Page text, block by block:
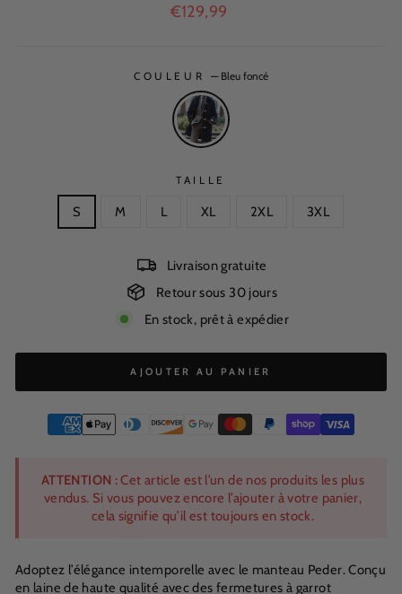
Prix
€129,99
COULEUR — Bleu foncé
TAILLE
S M L XL 2XL 3XL
Livraison gratuite
Retour sous 30 jours
En stock, prêt à expédier
AJOUTER AU PANIER
ATTENTION :Cet article est l’un de nos produits les plus
vendus. Si vous pouvez encore l’ajouter à votre panier,
cela signifie qu’il est toujours en stock.
Adoptez l’élégance intemporelle avec le manteau Peder. Conçu
en laine de haute qualité avec des fermetures à garrot